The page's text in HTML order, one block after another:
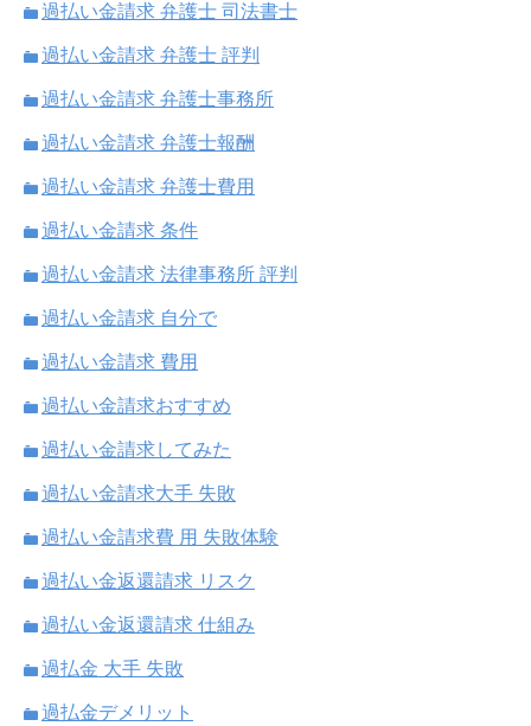
過払い金請求 弁護士 司法書士
過払い金請求 弁護士 評判
過払い金請求 弁護士事務所
過払い金請求 弁護士報酬
過払い金請求 弁護士費用
過払い金請求 条件
過払い金請求 法律事務所 評判
過払い金請求 自分で
過払い金請求 費用
過払い金請求おすすめ
過払い金請求してみた
過払い金請求大手 失敗
過払い金請求費 用 失敗体験
過払い金返還請求 リスク
過払い金返還請求 仕組み
過払金 大手 失敗
過払金デメリット